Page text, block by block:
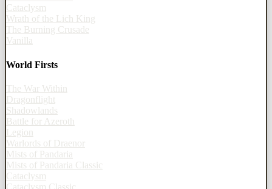
Cataclysm
Wrath of the Lich King
The Burning Crusade
Vanilla
World Firsts
The War Within
Dragonflight
Shadowlands
Battle for Azeroth
Legion
Warlords of Draenor
Mists of Pandaria
Mists of Pandaria Classic
Cataclysm
Cataclysm Classic